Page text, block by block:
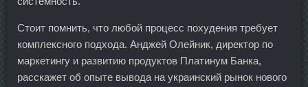
Стоит помнить, что любой процесс похудения требует
комплексного подхода. Анджей Олейник, директор по
маркетингу и развитию продуктов Платинум Банка,
расскажет об опыте вывода на украинский рынок нового